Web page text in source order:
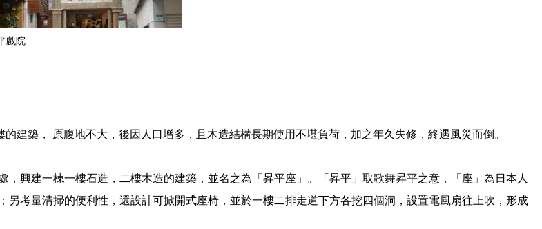
戲院
建築， 原腹地不大，後因人口增多，且木造結構長期使用不堪負荷，加之年久失修，終遇風災而倒。
興建一棟一樓石造，二樓木造的建築，並名之為「昇平座」。「昇平」取歌舞昇平之意，「座」為日本人
考量清掃的便利性，還設計可掀開式座椅，並於一樓二排走道下方各挖四個洞，設置電風扇往上吹，形成